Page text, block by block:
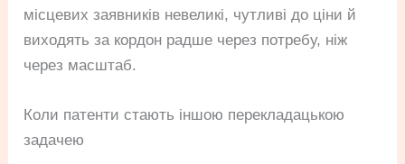
місцевих заявників невеликі, чутливі до ціни й
виходять за кордон радше через потребу, ніж
через масштаб.
Коли патенти стають іншою перекладацькою
задачею